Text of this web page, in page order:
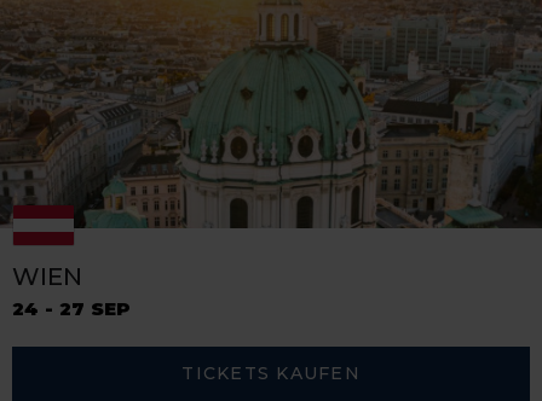
WIEN
24 - 27 SEP
TICKETS KAUFEN